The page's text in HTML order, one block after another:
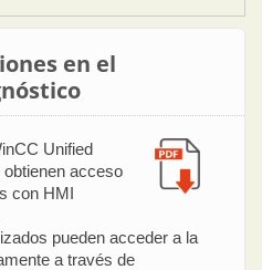
en el
Unified
acceso
con HMI
pueden acceder a la
a través de